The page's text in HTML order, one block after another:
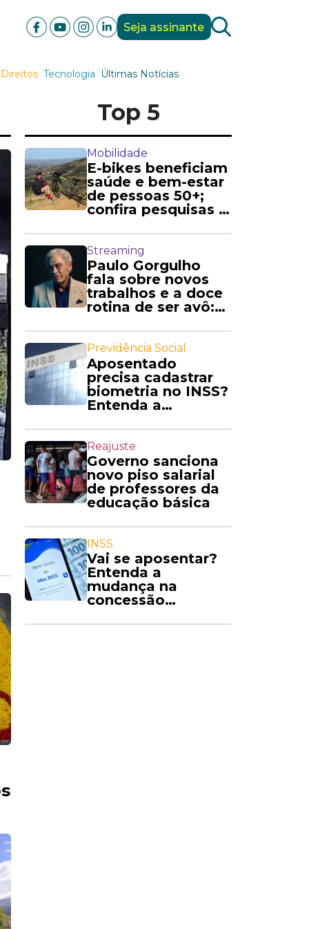
Seja assinante
Tecnologia Últimas Notícias
Top 5
Mobilidade
E-bikes beneficiam
saúde e bem-estar
de pessoas 50+;
confira pesquisas e
Streaming
Paulo Gorgulho
fala sobre novos
trabalhos e a doce
rotina de ser avô:
Previdência Social
Aposentado
precisa cadastrar
biometria no INSS?
Entenda a
Reajuste
Governo sanciona
novo piso salarial
de professores da
educação básica
INSS
Vai se aposentar?
Entenda a
mudança na
concessão
benefícios